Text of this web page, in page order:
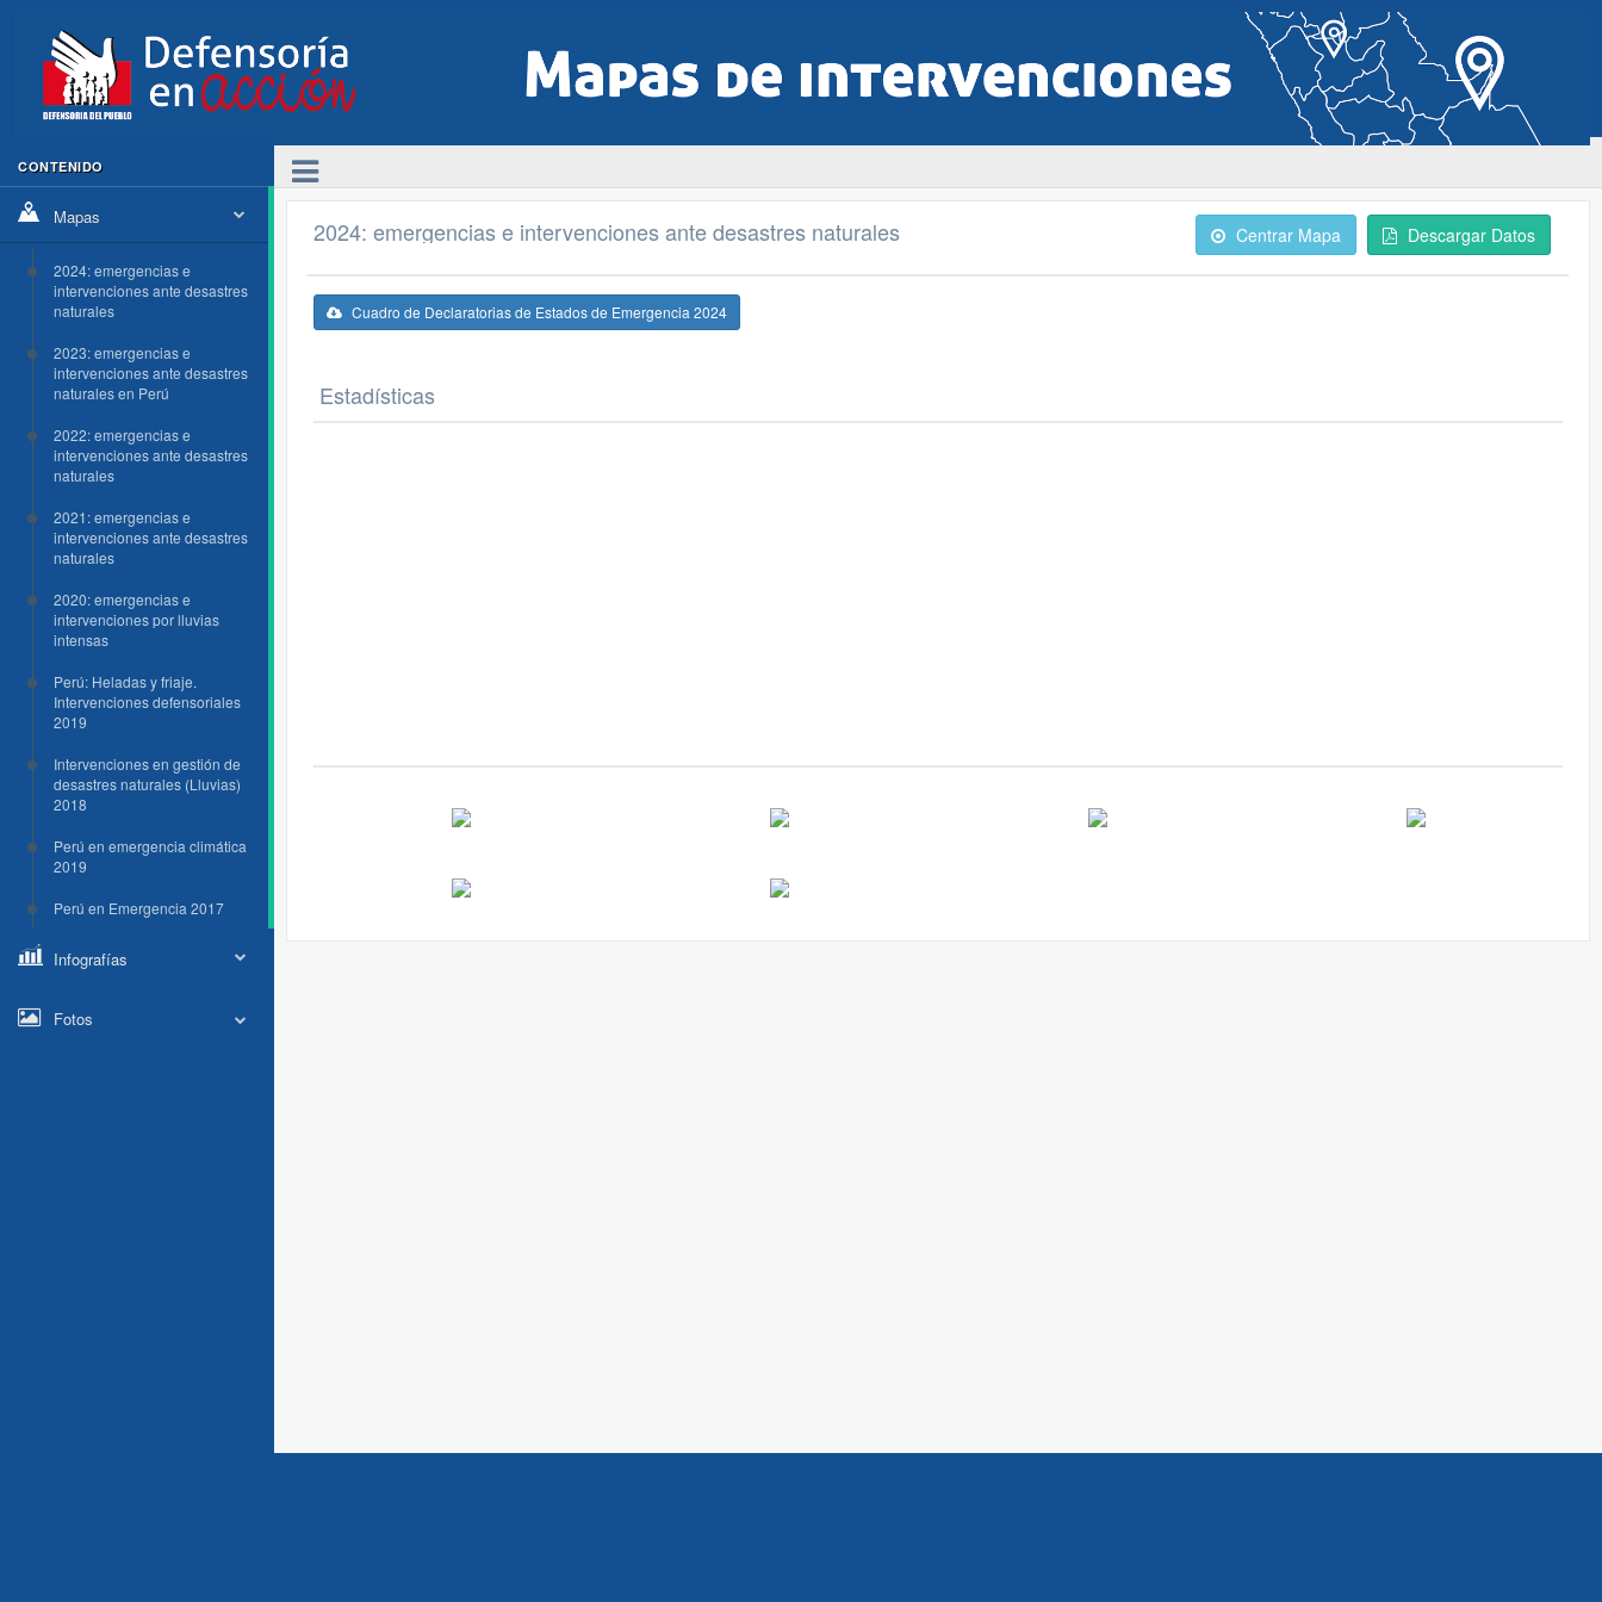
CONTENIDO
Mapas
2024: emergencias e
intervenciones ante desastres
naturales
2023: emergencias e
intervenciones ante desastres
naturales en Perú
2022: emergencias e
intervenciones ante desastres
naturales
2021: emergencias e
intervenciones ante desastres
naturales
2020: emergencias e
intervenciones por lluvias
intensas
Perú: Heladas y friaje.
Intervenciones defensoriales
2019
Intervenciones en gestión de
desastres naturales (Lluvias)
2018
Perú en emergencia climática
2019
Perú en Emergencia 2017
Infografías
Fotos
2024: emergencias e intervenciones ante desastres naturales Centrar Mapa Descargar Datos
Cuadro de Declaratorias de Estados de Emergencia 2024
Estadísticas